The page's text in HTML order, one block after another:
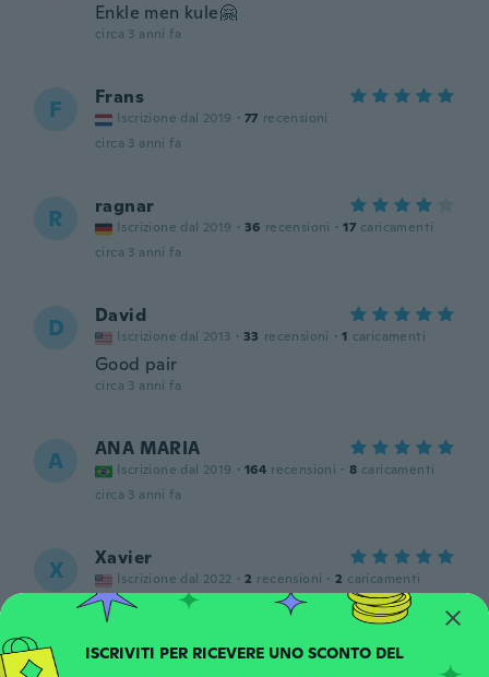
Enkle men kule🤗
circa 3 anni fa
F Frans
Iscrizione dal 2019 · 77 recensioni
circa 3 anni fa
R ragnar
Iscrizione dal 2019 · 36 recensioni · 17 caricamenti
circa 3 anni fa
D David
Iscrizione dal 2013 · 33 recensioni · 1 caricamenti
Good pair
circa 3 anni fa
A ANA MARIA
Iscrizione dal 2019 · 164 recensioni · 8 caricamenti
circa 3 anni fa
X Xavier
Iscrizione dal 2022 · 2 recensioni · 2 caricamenti
circa 3 anni fa